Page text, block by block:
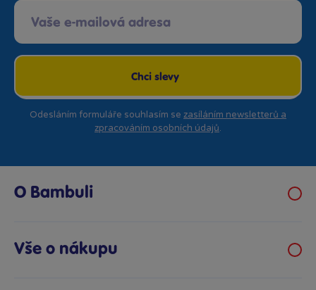
Chci slevy
Odesláním formuláře souhlasím se zasíláním newsletterů a
zpracováním osobních údajů.
O Bambuli
Prodejny Bambule
Vše o nákupu